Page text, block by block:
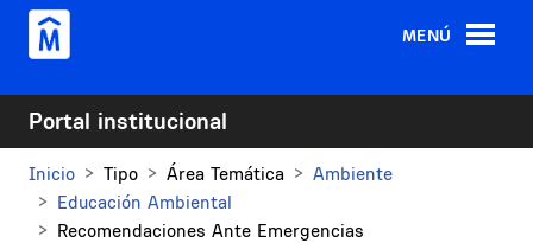
Pasar al contenido principal
MENÚ
Portal institucional
Inicio Tipo Área Temática
Ambiente
Educación Ambiental
Recomendaciones Ante Emergencias